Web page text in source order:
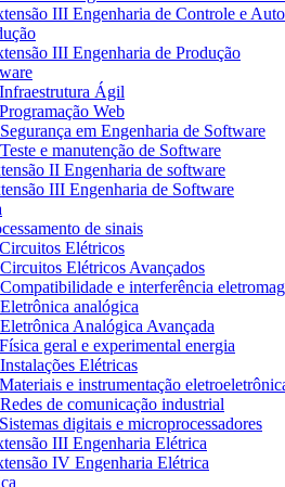
III Engenharia de Controle e
III Engenharia de Produção
Ágil
Web
em Engenharia de Software
e manutenção de Software
II Engenharia de software
III Engenharia de Software
de sinais
Elétricos
Elétricos Avançados
e interferência
analógica
Analógica Avançada
geral e experimental energia
Elétricas
e instrumentação
de comunicação industrial
digitais e microprocessadores
III Engenharia Elétrica
IV Engenharia Elétrica